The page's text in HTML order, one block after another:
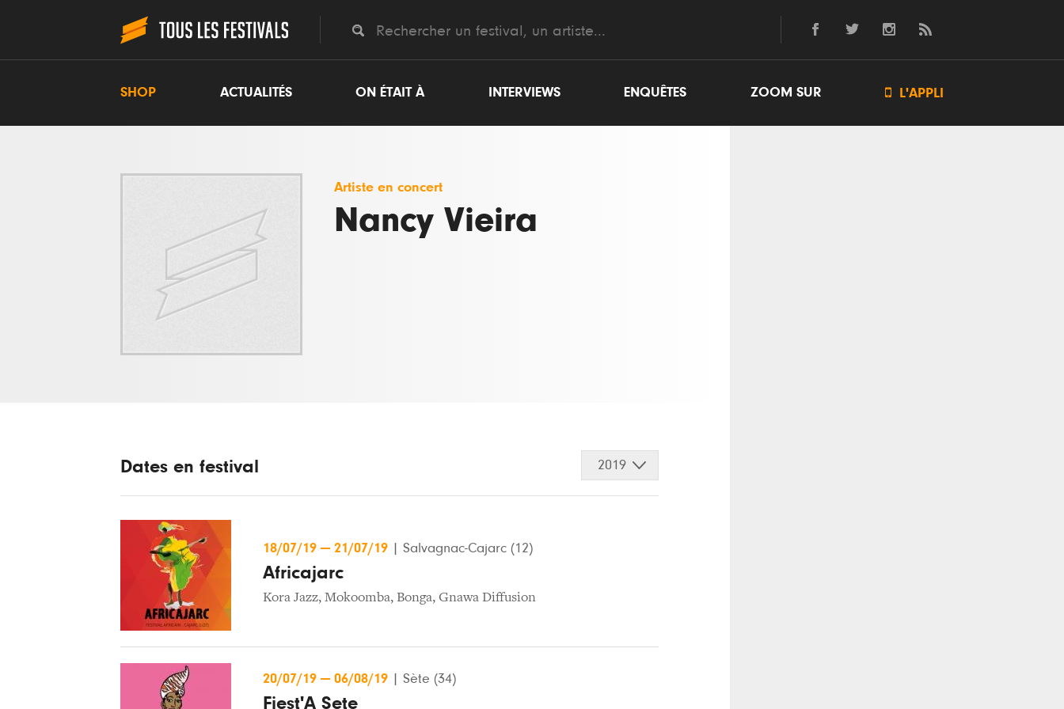
SHOP ACTUALITÉS ON ÉTAIT À INTERVIEWS ENQUÊTES ZOOM SUR  L'APPLI
Artiste en concert
Nancy Vieira
Dates en festival 2019
18/07/19 — 21/07/19 Salvagnac-Cajarc (12)
Africajarc
Kora Jazz, Mokoomba, Bonga, Gnawa Diffusion
20/07/19 — 06/08/19 Sète (34)
Fiest'A Sete